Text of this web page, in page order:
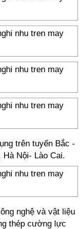
trên tuyến Bắc -
Hà Nội- Lào Cai.
nghệ và vật liệu
thép cường lực